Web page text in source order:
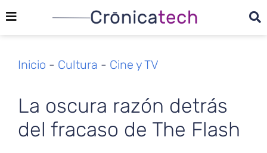
Inicio - Cultura - Cine y TV
La oscura razón detrás
del fracaso de The Flash